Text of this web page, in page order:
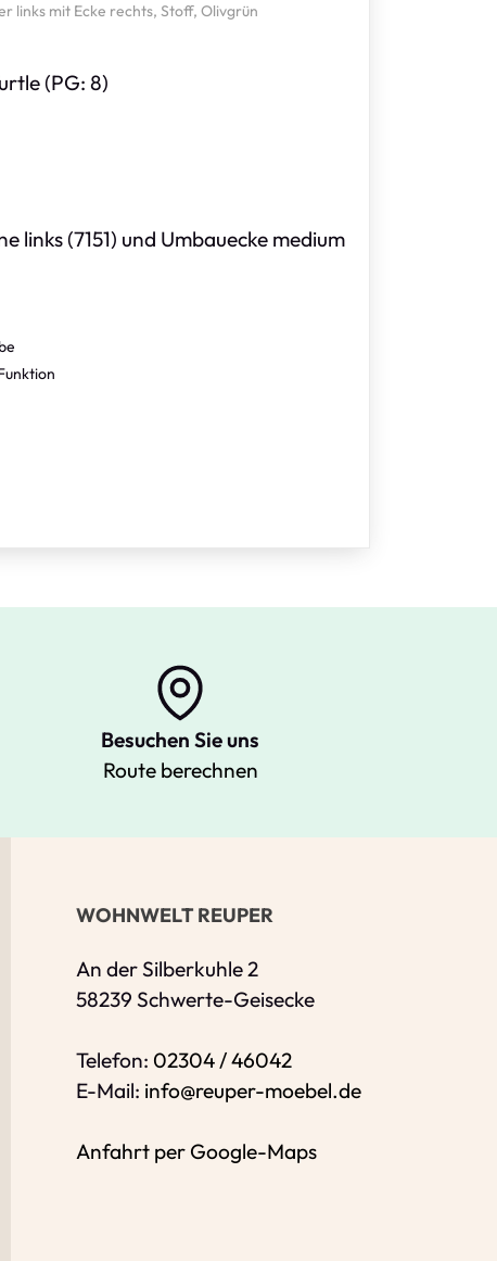
links mit Ecke rechts, Stoff, Olivgrün
(PG: 8)
links (7151) und Umbauecke medium
Besuchen Sie uns
Route berechnen
WOHNWELT REUPER
An der Silberkuhle 2
58239 Schwerte-Geisecke
Telefon: 02304 / 46042
E-Mail: info@reuper-moebel.de
Anfahrt per Google-Maps
Alle mit Stern gekennzeichneten Felder
Name*
Bitte geben Sie Ihren vollständigen
Telefon*